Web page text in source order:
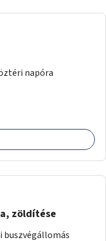
napóra
zöldítése